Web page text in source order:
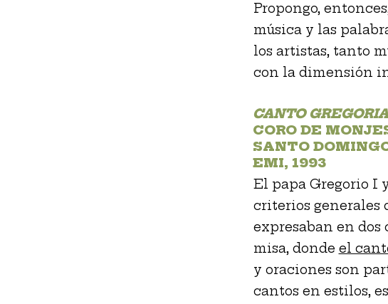
Propongo,
música y las
los artistas, tanto
con la dimensión
CANTO
CORO DE
SANTO
EMI, 1993
El papa Gregorio I
criterios generales
expresaban en
misa, donde el
y oraciones son
cantos en estilos,